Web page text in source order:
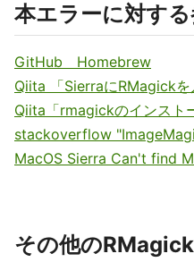
本エラーに対す
GitHub Homebrew
Qiita 「SierraにRMagickを
Qiita「rmagickのインスト
stackoverflow
MacOS Sierra Can't find
その他の